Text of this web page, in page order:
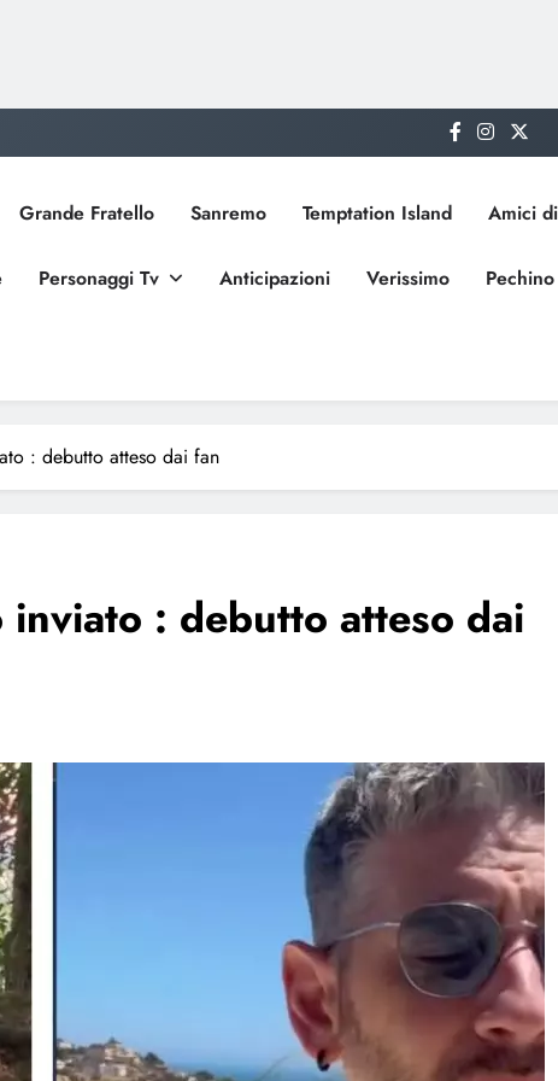
Grande Fratello Sanremo Temptation Island Amici
Personaggi Tv Anticipazioni Verissimo
: debutto atteso dai fan
inviato : debutto atteso dai